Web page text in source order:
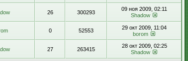
26 300293
09 ноя 2009, 02:11
Shadow
0 52553
29 окт 2009, 11:04
borom
27 263415
28 окт 2009, 02:25
Shadow